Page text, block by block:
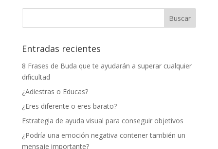
Entradas recientes
8 Frases de Buda que te ayudarán a superar cualquier
dificultad
¿Adiestras o Educas?
¿Eres diferente o eres barato?
Estrategia de ayuda visual para conseguir objetivos
¿Podría una emoción negativa contener también un
mensaje importante?